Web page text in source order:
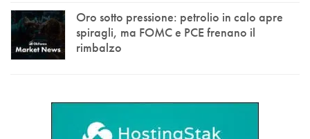
Oro sotto pressione: petrolio in calo apre
spiragli, ma FOMC e PCE frenano il
rimbalzo